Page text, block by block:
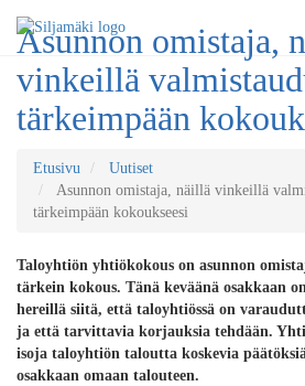
Asunnon omistaja,
vinkeillä
tärkeimpään
Etusivu
Uutiset
Asunnon omistaja, näillä vinkeillä
tärkeimpään kokoukseesi
Taloyhtiön yhtiökokous on asunnon
tärkein kokous. Tänä keväänä osakkaan
hereillä siitä, että taloyhtiössä on
ja että tarvittavia korjauksia tehdään.
isoja taloyhtiön taloutta koskevia
osakkaan omaan talouteen.